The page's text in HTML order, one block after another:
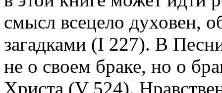
смысл всецело духовен,
загадками (I 227). В
не о своем браке, но о
Христа (V 524).